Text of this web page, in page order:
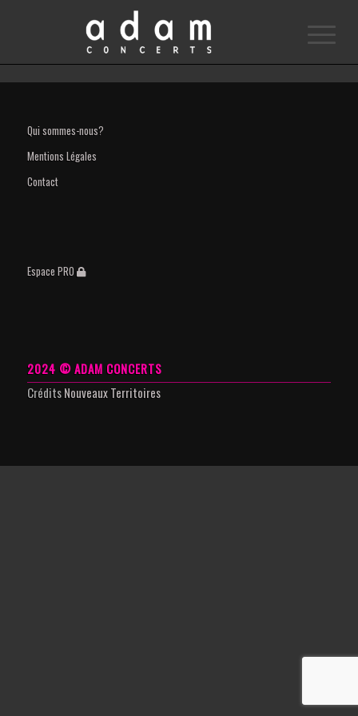
Qui sommes-nous?
Mentions Légales
Contact
Espace PRO
2024 © ADAM CONCERTS
CréditsNouveaux Territoires